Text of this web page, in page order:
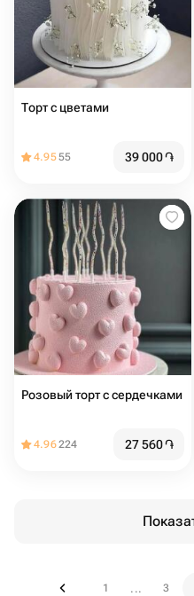
Торт с цветами
4.9555 39 000֏
Розовый торт с сердечками
4.96224 27 560֏
1 ... 3